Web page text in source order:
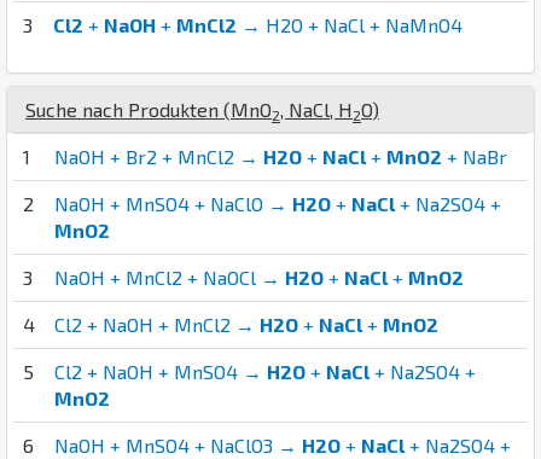
3 Cl2 + NaOH + MnCl2 → H2O + NaCl + NaMnO4
Suche nach Produkten (MnO2, NaCl, H 2O)
1 NaOH + Br2 + MnCl2 → H2O + NaCl+ MnO2 + NaBr
2 NaOH + MnSO4 + NaClO → H2O + NaCl+ Na2SO4 +
MnO2
3 NaOH + MnCl2 + NaOCl → H2O + NaCl+ MnO2
4 Cl2 + NaOH + MnCl2 → H2O + NaCl+ MnO2
5 Cl2 + NaOH + MnSO4 → H2O + NaCl+ Na2SO4 +
MnO2
6 NaOH + MnSO4 + NaClO3 → H2O + NaCl+ Na2SO4 +